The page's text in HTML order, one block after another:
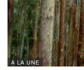
A LA UNE